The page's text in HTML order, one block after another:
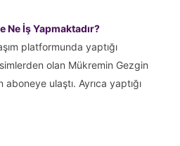
İş Yapmaktadır?
platformunda yaptığı
olan Mükremin Gezgin
ulaştı. Ayrıca yaptığı